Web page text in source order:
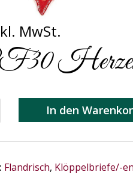
MwSt.
Herzen
In den
Flandrisch, Klöppelbriefe/-